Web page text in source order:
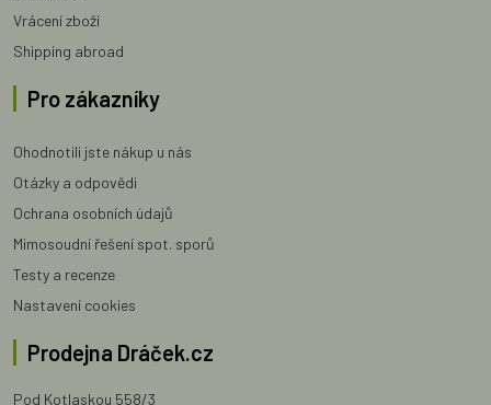
Vrácení zboží
Shipping abroad
Pro zákazníky
Ohodnotili jste nákup u nás
Otázky a odpovědi
Ochrana osobních údajů
Mimosoudní řešení spot. sporů
Testy a recenze
Nastavení cookies
Prodejna Dráček.cz
Pod Kotlaskou 558/3